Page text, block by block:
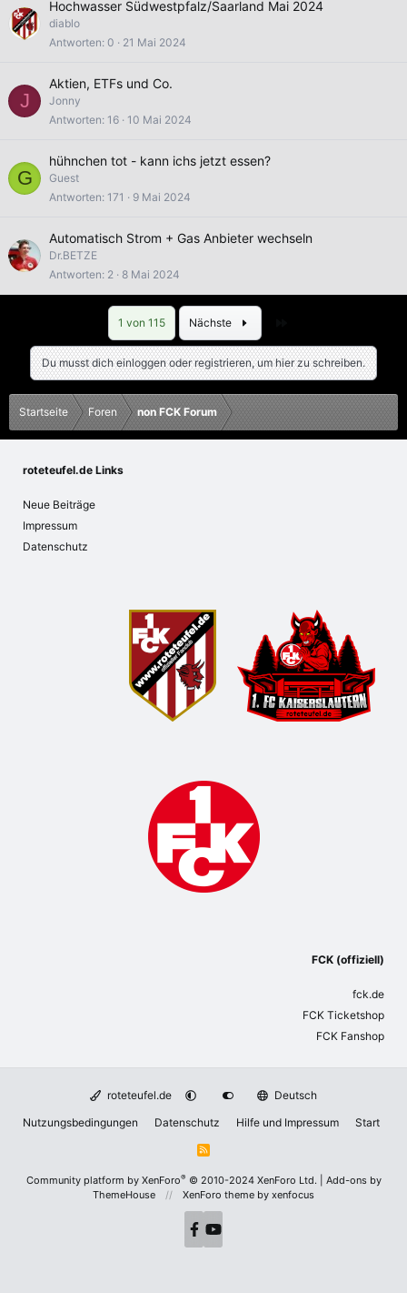
Hochwasser Südwestpfalz/Saarland Mai 2024
diablo
Antworten 0 21 Mai 2024
J
Aktien, ETFs und Co.
Jonny
Antworten 16 10 Mai 2024
G
hühnchen tot - kann ichs jetzt essen?
Guest
Antworten 171 9 Mai 2024
Automatisch Strom + Gas Anbieter wechseln
Dr.BETZE
Antworten 2 8 Mai 2024
1 von 115 Nächste
Du musst dich einloggen oder registrieren, um hier zu schreiben.
Startseite Foren non FCK Forum
roteteufel.de Links
Neue Beiträge
Impressum
Datenschutz
FCK (offiziell)
fck.de
FCK Ticketshop
FCK Fanshop
roteteufel.de
Deutsch
Nutzungsbedingungen
Datenschutz Hilfe und Impressum Start
R
Community platform by XenForo® © 2010-2024 XenForo Ltd.
Add-ons by
ThemeHouse
XenForo theme by xenfocus